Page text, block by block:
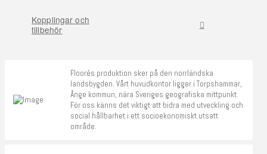
Kopplingar och
tillbehör
Floorés produktion sker på den norrländska
landsbygden. Vårt huvudkontor ligger i Torpshammar,
Ånge kommun, nära Sveriges geografiska mittpunkt.
För oss känns det viktigt att bidra med utveckling och
social hållbarhet i ett socioekonomiskt utsatt
område.